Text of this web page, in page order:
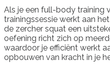
Als je een full-body training
trainingssessie werkt aan
de zercher squat een
oefening richt zich op
waardoor je efficiënt werkt
opbouwen van kracht in je